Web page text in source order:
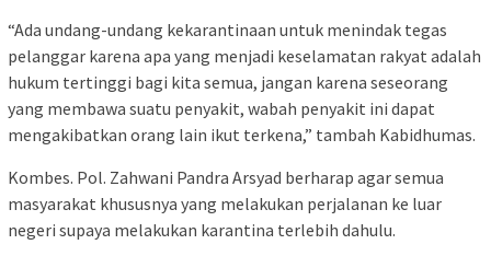
“Ada undang-undang kekarantinaan untuk menindak tegas
pelanggar karena apa yang menjadi keselamatan rakyat adalah
hukum tertinggi bagi kita semua, jangan karena seseorang
yang membawa suatu penyakit, wabah penyakit ini dapat
mengakibatkan orang lain ikut terkena,” tambah Kabidhumas.
Kombes. Pol. Zahwani Pandra Arsyad berharap agar semua
masyarakat khususnya yang melakukan perjalanan ke luar
negeri supaya melakukan karantina terlebih dahulu.